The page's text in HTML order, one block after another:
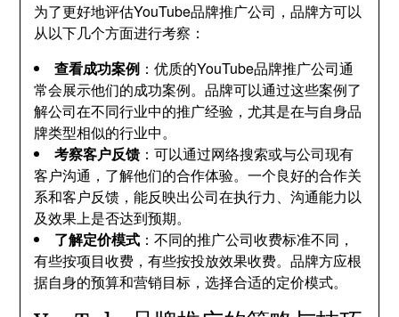
为了更好地评估YouTube品牌推广公司，品牌方可以
从以下几个方面进行考察：
查看成功案例 ：优质的YouTube品牌推广公司通
常会展示他们的成功案例。品牌可以通过这些案例了
解公司在不同行业中的推广经验，尤其是在与自身品
牌类型相似的行业中。
考察客户反馈 ：可以通过网络搜索或与公司现有
客户沟通，了解他们的合作体验。一个良好的合作关
系和客户反馈，能反映出公司在执行力、沟通能力以
及效果上是否达到预期。
了解定价模式 ：不同的推广公司收费标准不同，
有些按项目收费，有些按投放效果收费。品牌方应根
据自身的预算和营销目标，选择合适的定价模式。